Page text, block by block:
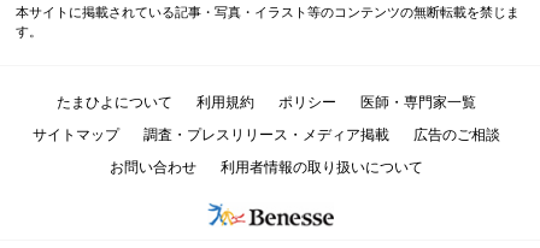
本サイトに掲載されている記事・写真・イラスト等のコンテンツの無断転載を禁じま
す。
たまひよについて 利用規約 ポリシー
医師・専門家一覧
サイトマップ
調査・プレスリリース・メディア掲載
広告のご相談
お問い合わせ
利用者情報の取り扱いについて